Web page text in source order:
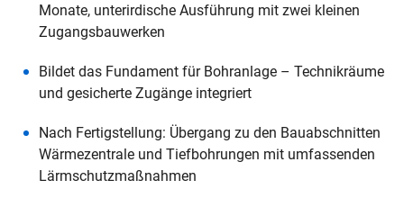
Monate, unterirdische Ausführung mit zwei kleinen
Zugangsbauwerken
Bildet das Fundament für Bohranlage – Technikräume
und gesicherte Zugänge integriert
Nach Fertigstellung: Übergang zu den Bauabschnitten
Wärmezentrale und Tiefbohrungen mit umfassenden
Lärmschutzmaßnahmen